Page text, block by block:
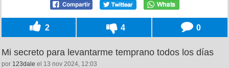
2 4 0
Mi secreto para levantarme temprano todos los días
por 123dale el 13 nov 2024, 12:03